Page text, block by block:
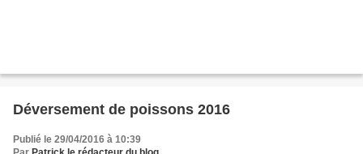
Déversement de poissons 2016
Publié le 29/04/2016 à 10:39